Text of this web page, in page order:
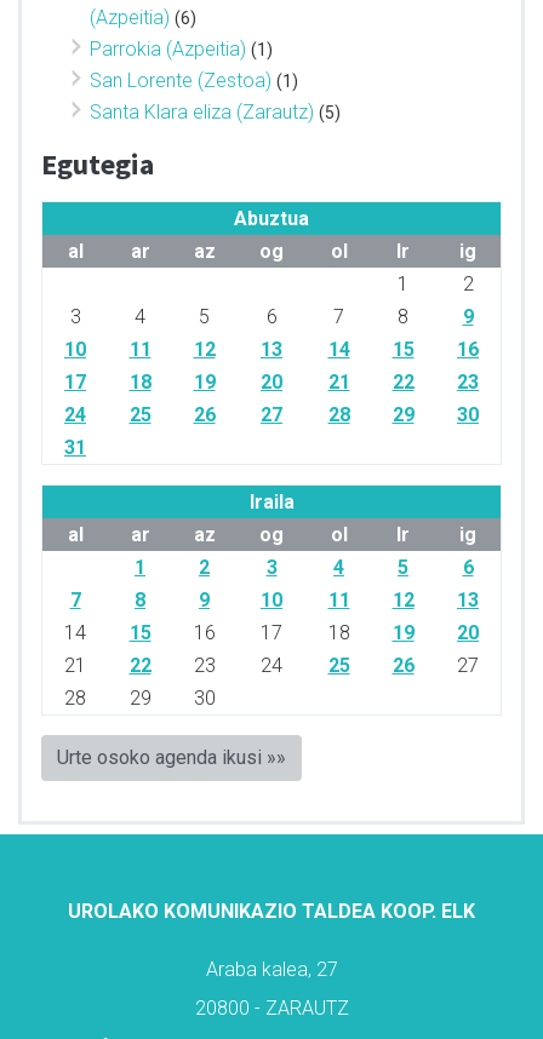
(Azpeitia) (6)
Parrokia (Azpeitia) (1)
San Lorente (Zestoa) (1)
Santa Klara eliza (Zarautz) (5)
Egutegia
Abuztua
al
ar az og ol lr
ig
1
2
3
4 5 6 7 8
9
10
11 12 13 14 15
16
17
18 19 20 21 22
23
24
25 26 27 28 29
30
31
Iraila
al
ar az og ol lr
ig
1
2 3 4 5
6
7
8 9 10 11 12
13
14
15 16 17 18 19
20
21
22 23 24 25 26
27
28
29 30
Urte osoko agenda ikusi »»
UROLAKO KOMUNIKAZIO TALDEA KOOP. ELK
Araba kalea, 27
20800 - ZARAUTZ